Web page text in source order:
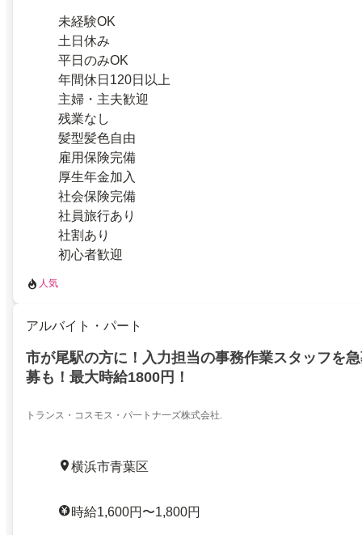
未経験OK
土日休み
平日のみOK
年間休日120日以上
主婦・主夫歓迎
残業なし
髪型髪色自由
雇用保険完備
厚生年金加入
社会保険完備
社員旅行あり
社割あり
初心者歓迎
人気
アルバイト・パート
市が尾駅の方に！入力担当の事務作業スタッフを
募も！最大時給1800円！
トランス・コスモス・パ一トナ一ズ株式会社.
横浜市青葉区
時給1,600円〜1,800円